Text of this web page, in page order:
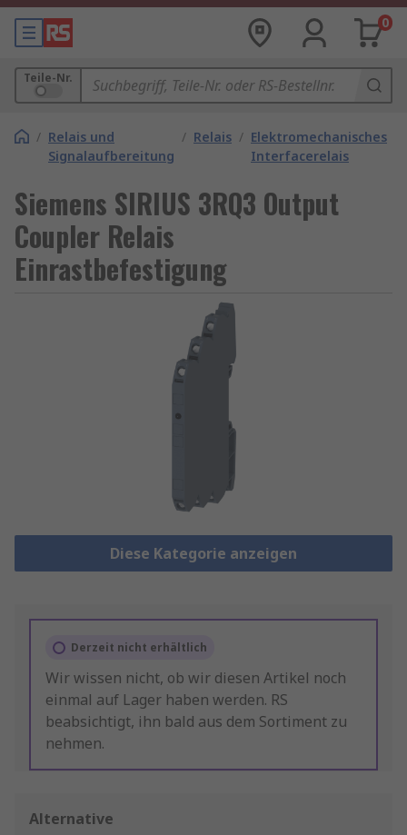
0
Teile-Nr.
/ Relais und
Signalaufbereitung
/ Relais / Elektromechanisches
Interfacerelais
Siemens SIRIUS 3RQ3 Output
Coupler Relais
Einrastbefestigung
Diese Kategorie anzeigen
Derzeit nicht erhältlich
Wir wissen nicht, ob wir diesen Artikel noch
einmal auf Lager haben werden. RS
beabsichtigt, ihn bald aus dem Sortiment zu
nehmen.
Alternative